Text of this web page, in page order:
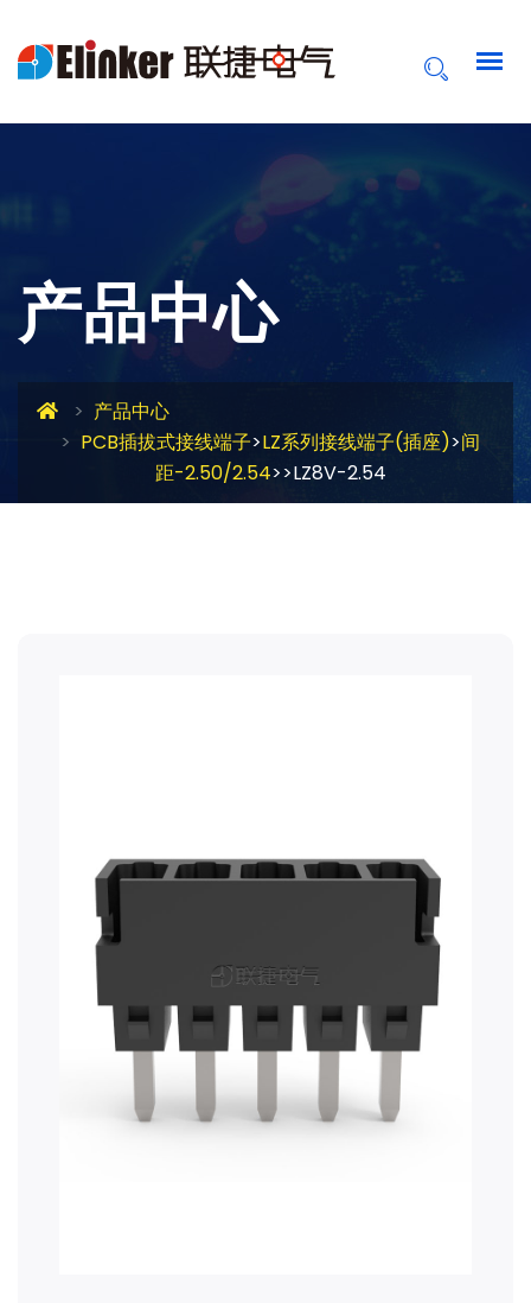
产品中心
产品中心
PCB插拔式接线端子>LZ系列接线端子(插座)>间
距-2.50/2.54>>LZ8V-2.54